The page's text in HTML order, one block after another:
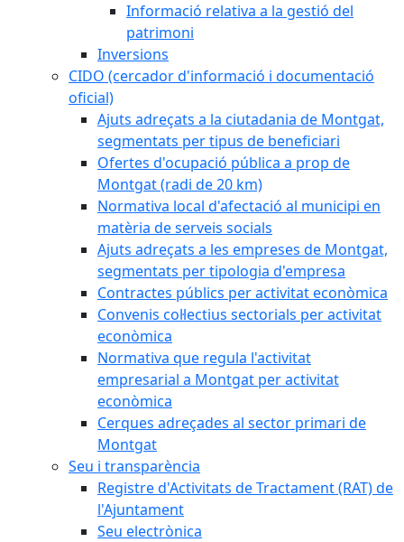
Informació relativa a la gestió del
patrimoni
Inversions
CIDO (cercador d'informació i documentació
oficial)
Ajuts adreçats a la ciutadania de Montgat,
segmentats per tipus de beneficiari
Ofertes d'ocupació pública a prop de
Montgat (radi de 20 km)
Normativa local d'afectació al municipi en
matèria de serveis socials
Ajuts adreçats a les empreses de Montgat,
segmentats per tipologia d'empresa
Contractes públics per activitat econòmica
Convenis col·lectius sectorials per activitat
econòmica
Normativa que regula l'activitat
empresarial a Montgat per activitat
econòmica
Cerques adreçades al sector primari de
Montgat
Seu i transparència
Registre d'Activitats de Tractament (RAT) de
l'Ajuntament
Seu electrònica